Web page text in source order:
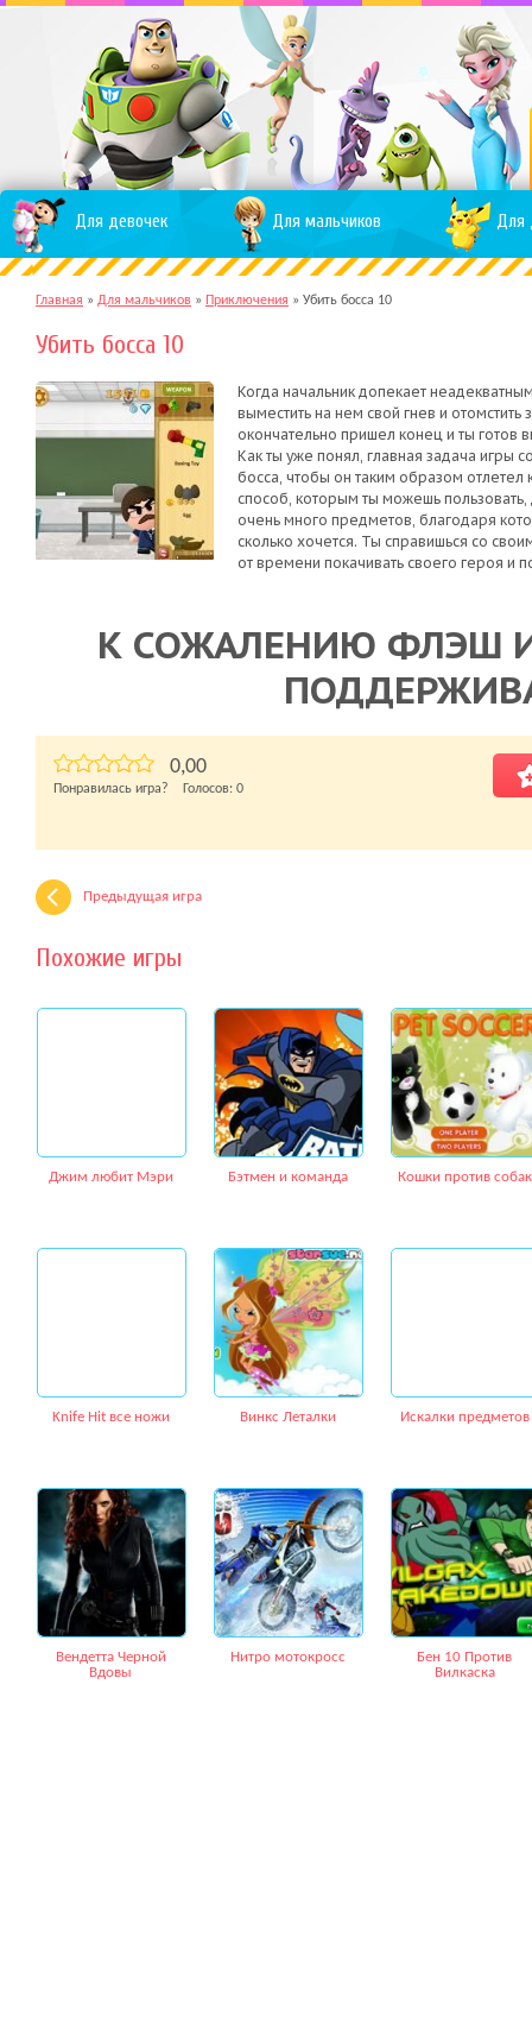
Для девочек Для мальчиков Для
Главная » Для мальчиков » Приключения » Убить босса 10
Убить босса 10
Когда начальник допекает
выместить на нем свой гнев и
окончательно пришел конец и ты готов
Как ты уже понял, главная задача игры
босса, чтобы он таким образом
способ, которым ты можешь
очень много предметов, благодаря
сколько хочется. Ты справишься со
от времени покачивать своего героя и
К СОЖАЛЕНИЮ ФЛЭШ
0,00
Понравилась игра? Голосов: 0
Предыдущая игра
Похожие игры
Джим любит Мэри Бэтмен и команда Кошки против собак
Knife Hit все ножи Винкс Леталки Искалки предметов
Вендетта Черной
Вдовы
Нитро мотокросс
Бен 10 Против
Вилкаска